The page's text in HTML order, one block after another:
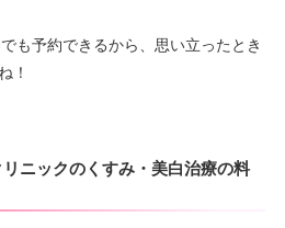
も予約できるから、思い立ったとき
！
ニックのくすみ・美白治療の料